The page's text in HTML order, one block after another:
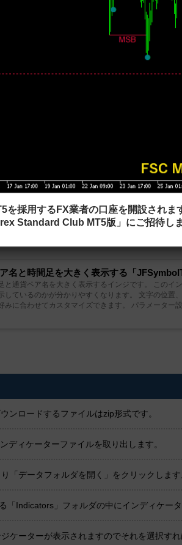
貨ペアをボタンクリックで変更できる「
タンをクリックすることで、時間足や銘柄が変更で
示されます。 上と下のボタンをクリックすると時間
ります。 デフォルトではMT5に表示している全ての
名と時間足を大きく表示する「
と通貨ペア名を大きく表示するインジです。 このイ
しているのかが分かりやすくなります。 文字の位置
わせてカスタマイズできます。 パラメーター設定 JFSymbolTFのダ
ンロードするファイルはzip形式です。
ディケーターファイルを取り出します。
「データフォルダを開く」をクリックします
「Indicators」フォルダの中にインディケータ
ケーターが表示されますのでそれを選択す
を採用するFX業者の口座を開設され
Standard Club MT5版」にご招待しま